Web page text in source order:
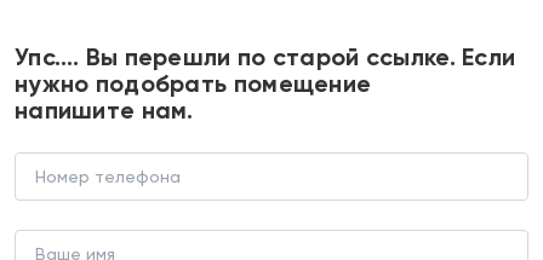
Продажа помещения с
арендатором Ароматный мир на
Амурской
Упс…. Вы перешли по старой ссылке. Если
нужно подобрать помещение
напишите нам.